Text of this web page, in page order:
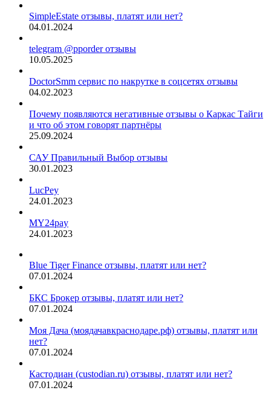
SimpleEstate отзывы, платят или нет?
04.01.2024
telegram @pporder отзывы
10.05.2025
DoctorSmm сервис по накрутке в соцсетях отзывы
04.02.2023
Почему появляются негативные отзывы о Каркас Тайги
и что об этом говорят партнёры
25.09.2024
САУ Правильный Выбор отзывы
30.01.2023
LucPey
24.01.2023
MY24pay
24.01.2023
Blue Tiger Finance отзывы, платят или нет?
07.01.2024
БКС Брокер отзывы, платят или нет?
07.01.2024
Моя Дача (моядачавкраснодаре.рф) отзывы, платят или
нет?
07.01.2024
Кастодиан (custodian.ru) отзывы, платят или нет?
07.01.2024